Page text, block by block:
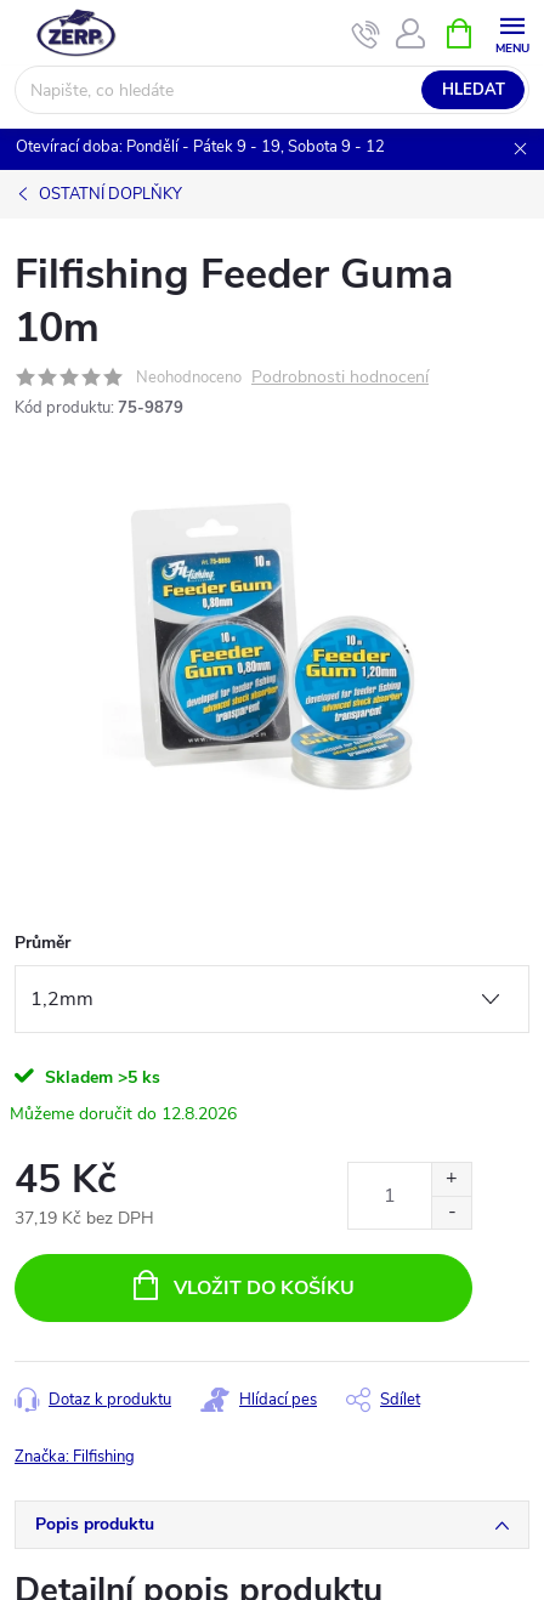
obsah
HLEDAT
NÁKUPNÍ
KOŠÍK
Otevírací doba: Pondělí - Pátek 9 - 19, Sobota 9 - 12
OSTATNÍ DOPLŇKY
Filfishing Feeder Guma
10m
Neohodnoceno Podrobnosti hodnocení
Kód produktu: 75-9879
Průměr
Skladem >5 ks
12.8.2026
45 Kč
37,19 Kč bez DPH
cena:
VLOŽIT DO KOŠÍKU
Dotaz k produktu Hlídací pes Sdílet
Značka: Filfishing
Popis produktu
Detailní popis produktu